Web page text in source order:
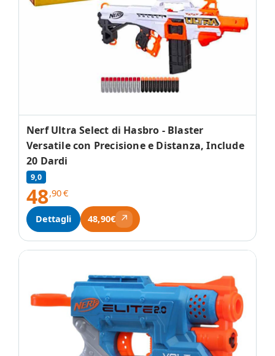
Nerf Ultra Select di Hasbro - Blaster
Versatile con Precisione e Distanza, Include
20 Dardi
9,0
48,90€
Dettagli 48,90€ ↗